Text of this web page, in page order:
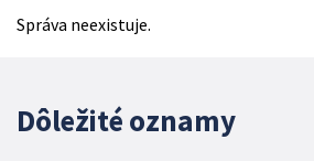
Správa neexistuje.
Dôležité oznamy